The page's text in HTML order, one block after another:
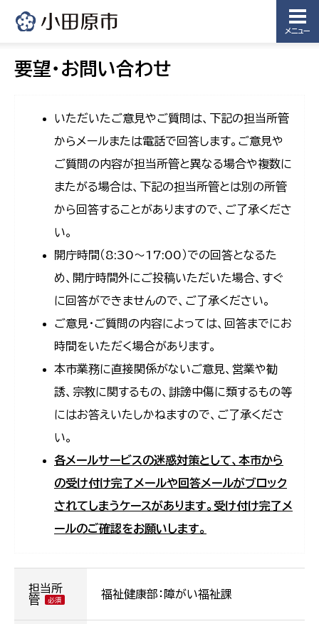
メニュー
要望・お問い合わせ
いただいたご意見やご質問は、下記の担当所管
からメールまたは電話で回答します。ご意見や
ご質問の内容が担当所管と異なる場合や複数に
またがる場合は、下記の担当所管とは別の所管
から回答することがありますので、ご了承くださ
い。
開庁時間（8:30〜17:00）での回答となるた
め、開庁時間外にご投稿いただいた場合、すぐ
に回答ができませんので、ご了承ください。
ご意見・ご質問の内容によっては、回答までにお
時間をいただく場合があります。
本市業務に直接関係がないご意見、営業や勧
誘、宗教に関するもの、誹謗中傷に類するもの等
にはお答えいたしかねますので、ご了承くださ
い。
各メールサービスの迷惑対策として、本市から
の受け付け完了メールや回答メールがブロック
されてしまうケースがあります。受け付け完了メ
ールのご確認をお願いします。
担当所
管
福祉健康部：障がい福祉課